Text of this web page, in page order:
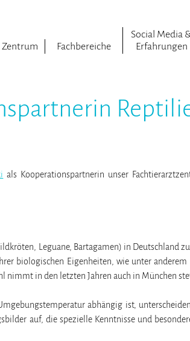
Zentrum Fachbereiche
Social Media
Erfahrungen
als Kooperationspartnerin unser
Leguane, Bartagamen) in Deutschland
biologischen Eigenheiten, wie unter
nimmt in den letzten Jahren auch in München
abhängig ist,
auf, die spezielle Kenntnisse und